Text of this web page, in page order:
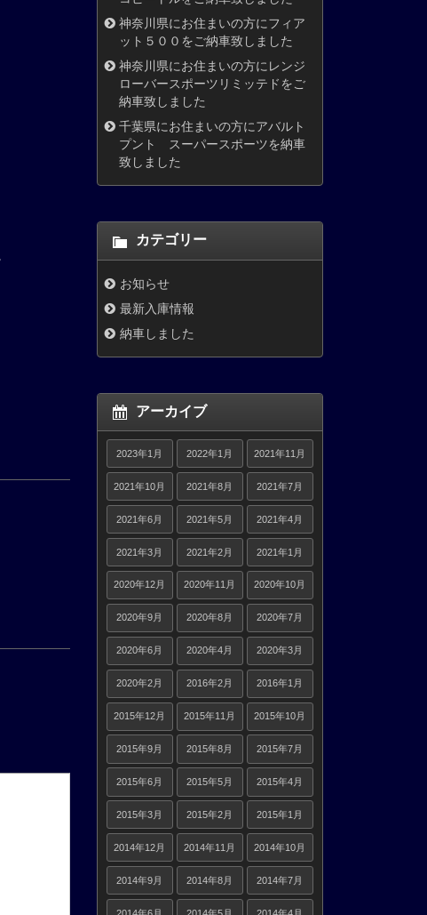
神奈川県にお住まいの方にフィア
ット５００をご納車致しました
神奈川県にお住まいの方にレンジ
ローバースポーツリミッテドをご
納車致しました
千葉県にお住まいの方にアバルト
プント スーパースポーツを納車
致しました
カテゴリー
お知らせ
最新入庫情報
納車しました
アーカイブ
2023年1月 2022年1月 2021年11月
2021年10月 2021年8月 2021年7月
2021年6月 2021年5月 2021年4月
2021年3月 2021年2月 2021年1月
2020年12月 2020年11月 2020年10月
2020年9月 2020年8月 2020年7月
2020年6月 2020年4月 2020年3月
2020年2月 2016年2月 2016年1月
2015年12月 2015年11月 2015年10月
2015年9月 2015年8月 2015年7月
2015年6月 2015年5月 2015年4月
2015年3月 2015年2月 2015年1月
2014年12月 2014年11月 2014年10月
2014年9月 2014年8月 2014年7月
2014年6月 2014年5月 2014年4月